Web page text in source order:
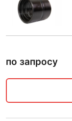
по запросу